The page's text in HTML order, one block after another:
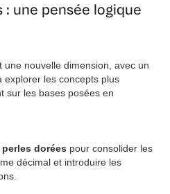
une pensée logique
nouvelle dimension, avec un
explorer les concepts plus
sur les bases posées en
dorées pour consolider les
décimal et introduire les